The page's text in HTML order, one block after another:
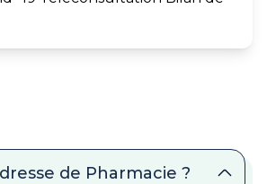
de Pharmacie ?